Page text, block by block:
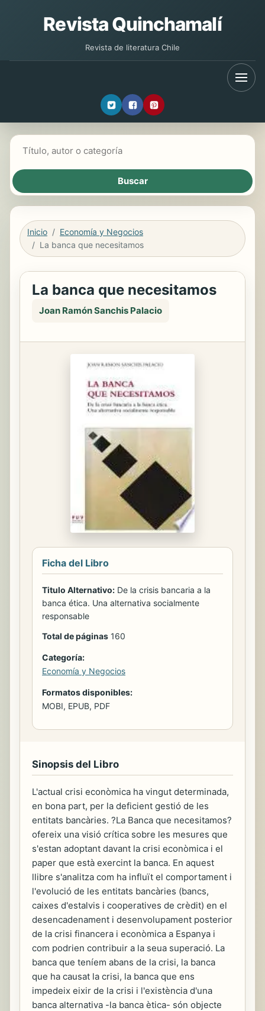
Revista Quinchamalí
Revista de literatura Chile
Inicio
Economía y Negocios
La banca que necesitamos
La banca que necesitamos
Joan Ramón Sanchis Palacio
Ficha del Libro
Titulo Alternativo: De la crisis bancaria a la
banca ética. Una alternativa socialmente
responsable
Total de páginas 160
Categoría:
Economía y Negocios
Formatos disponibles:
MOBI, EPUB, PDF
Sinopsis del Libro
L'actual crisi econòmica ha vingut determinada,
en bona part, per la deficient gestió de les
entitats bancàries. ?La Banca que necesitamos?
ofereix una visió crítica sobre les mesures que
s'estan adoptant davant la crisi econòmica i el
paper que està exercint la banca. En aquest
llibre s'analitza com ha influït el comportament i
l'evolució de les entitats bancàries (bancs,
caixes d'estalvis i cooperatives de crèdit) en el
desencadenament i desenvolupament posterior
de la crisi financera i econòmica a Espanya i
com podrien contribuir a la seua superació. La
banca que teníem abans de la crisi, la banca
que ha causat la crisi, la banca que ens
impedeix eixir de la crisi i l'existència d'una
banca alternativa -la banca ètica- són objecte